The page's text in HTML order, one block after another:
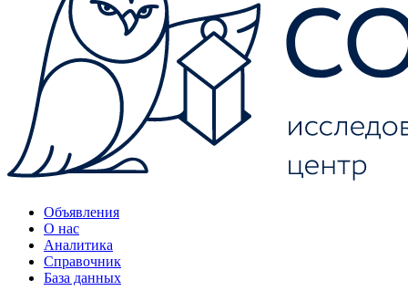
Объявления
О нас
Аналитика
Справочник
База данных